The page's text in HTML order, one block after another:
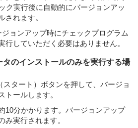
ク実行後に自動的にバージョンアッ
されます。
ョンアップ時にチェックプログラム
行していただく必要はありません。
のインストールのみを実行する場
スタート）ボタンを押して、バージョ
トールします。
10分かかります。バージョンアップ
み実行されます。